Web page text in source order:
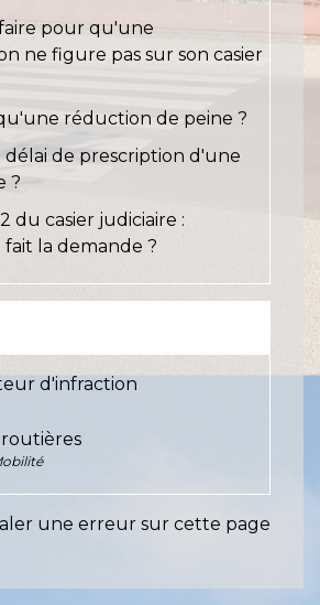
pour qu'une
ne figure pas sur son casier
réduction de peine ?
délai de prescription d'une
?
du casier judiciaire :
la demande ?
d'infraction
routières
une erreur sur cette page